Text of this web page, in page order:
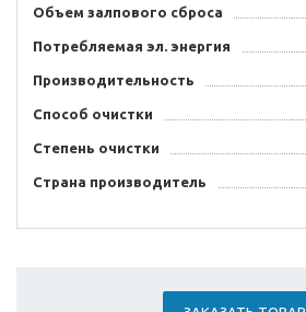
Объем залпового сброса
Потребляемая эл. энергия
Производительность
Способ очистки
Степень очистки
Страна производитель